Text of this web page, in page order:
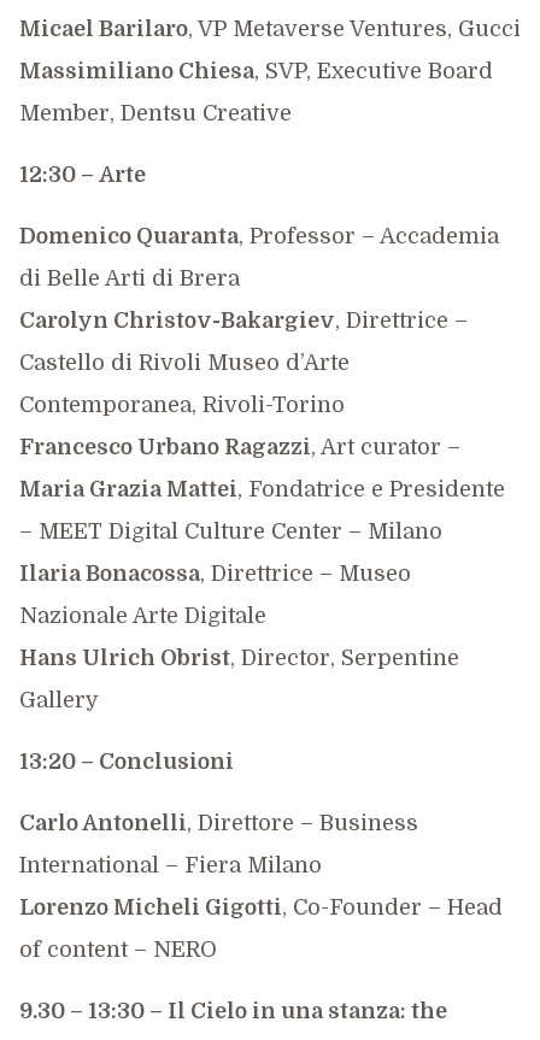
Micael Barilaro, VP Metaverse Ventures, Gucci
Massimiliano Chiesa, SVP, Executive Board
Member, Dentsu Creative
12:30 – Arte
Domenico Quaranta, Professor – Accademia
di Belle Arti di Brera
Carolyn Christov-Bakargiev, Direttrice –
Castello di Rivoli Museo d’Arte
Contemporanea, Rivoli-Torino
Francesco Urbano Ragazzi, Art curator –
Maria Grazia Mattei, Fondatrice e Presidente
– MEET Digital Culture Center – Milano
Ilaria Bonacossa, Direttrice – Museo
Nazionale Arte Digitale
Hans Ulrich Obrist, Director, Serpentine
Gallery
13:20 – Conclusioni
Carlo Antonelli, Direttore – Business
International – Fiera Milano
Lorenzo Micheli Gigotti, Co-Founder – Head
of content – NERO
9.30 – 13:30 – Il Cielo in una stanza: the